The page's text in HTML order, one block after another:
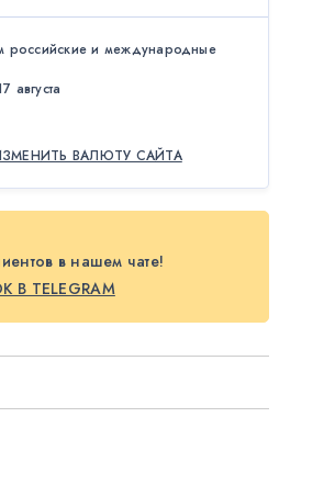
российские и международные
ВАЛЮТУ САЙТА
в нашем чате!
В TELEGRAM